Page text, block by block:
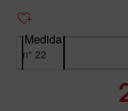
heart_plus
Medida